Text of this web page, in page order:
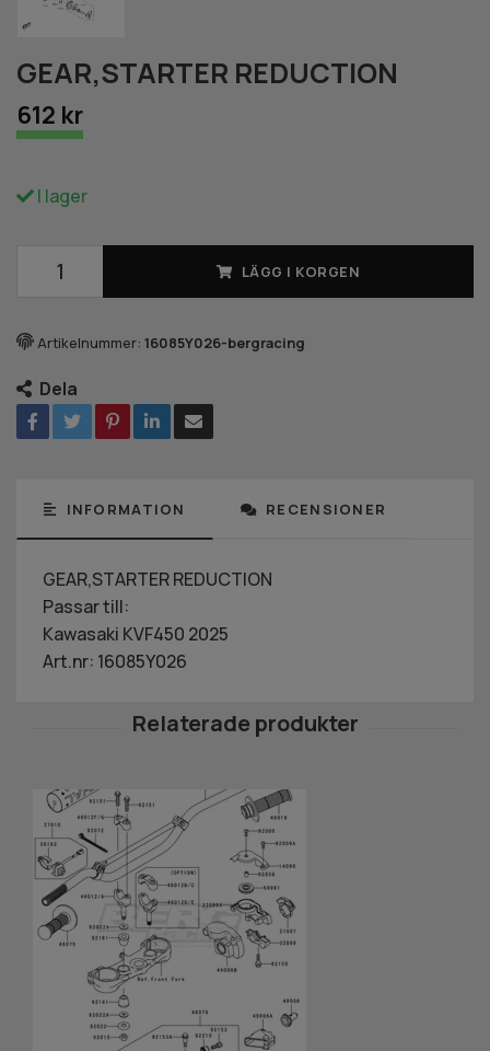
GEAR,STARTER REDUCTION
612 kr
I lager
LÄGG I KORGEN
Artikelnummer: 16085Y026-bergracing
Dela
INFORMATION RECENSIONER
GEAR,STARTER REDUCTION
Passar till:
Kawasaki KVF450 2025
Art.nr: 16085Y026